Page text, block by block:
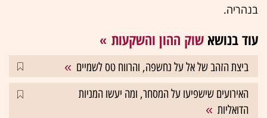
בנהריה.
עוד בנושא שוק ההון והשקעות
ביצת הזהב של אל על נחשפה, והרווח טס לשמיים
האירועים שישפיעו על המסחר, ומה יעשו המניות
הדואליות